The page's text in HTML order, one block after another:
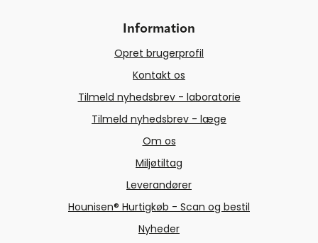
Information
Opret brugerprofil
Kontakt os
Tilmeld nyhedsbrev - laboratorie
Tilmeld nyhedsbrev - læge
Om os
Miljøtiltag
Leverandører
Hounisen® Hurtigkøb - Scan og bestil
Nyheder